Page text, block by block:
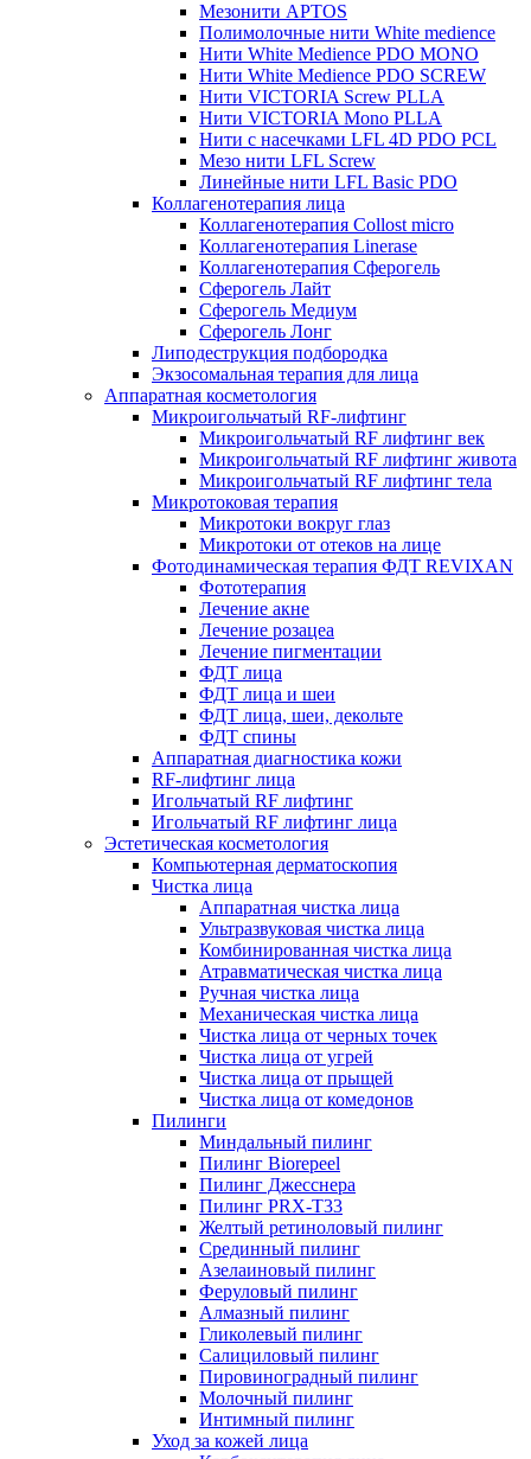
Мезонити APTOS
Полимолочные нити White medience
Нити White Medience PDO MONO
Нити White Medience PDO SCREW
Нити VICTORIA Screw PLLA
Нити VICTORIA Mono PLLA
Нити с насечками LFL 4D PDO PCL
Мезо нити LFL Screw
Линейные нити LFL Basic PDO
Коллагенотерапия лица
Коллагенотерапия Collost micro
Коллагенотерапия Linerase
Коллагенотерапия Сферогель
Сферогель Лайт
Сферогель Медиум
Сферогель Лонг
Липодеструкция подбородка
Экзосомальная терапия для лица
Аппаратная косметология
Микроигольчатый RF-лифтинг
Микроигольчатый RF лифтинг век
Микроигольчатый RF лифтинг живота
Микроигольчатый RF лифтинг тела
Микротоковая терапия
Микротоки вокруг глаз
Микротоки от отеков на лице
Фотодинамическая терапия ФДТ REVIXAN
Фототерапия
Лечение акне
Лечение розацеа
Лечение пигментации
ФДТ лица
ФДТ лица и шеи
ФДТ лица, шеи, декольте
ФДТ спины
Аппаратная диагностика кожи
RF-лифтинг лица
Игольчатый RF лифтинг
Игольчатый RF лифтинг лица
Эстетическая косметология
Компьютерная дерматоскопия
Чистка лица
Аппаратная чистка лица
Ультразвуковая чистка лица
Комбинированная чистка лица
Атравматическая чистка лица
Ручная чистка лица
Механическая чистка лица
Чистка лица от черных точек
Чистка лица от угрей
Чистка лица от прыщей
Чистка лица от комедонов
Пилинги
Миндальный пилинг
Пилинг Biorepeel
Пилинг Джесснера
Пилинг PRX-T33
Желтый ретиноловый пилинг
Срединный пилинг
Азелаиновый пилинг
Феруловый пилинг
Алмазный пилинг
Гликолевый пилинг
Салициловый пилинг
Пировиноградный пилинг
Молочный пилинг
Интимный пилинг
Уход за кожей лица